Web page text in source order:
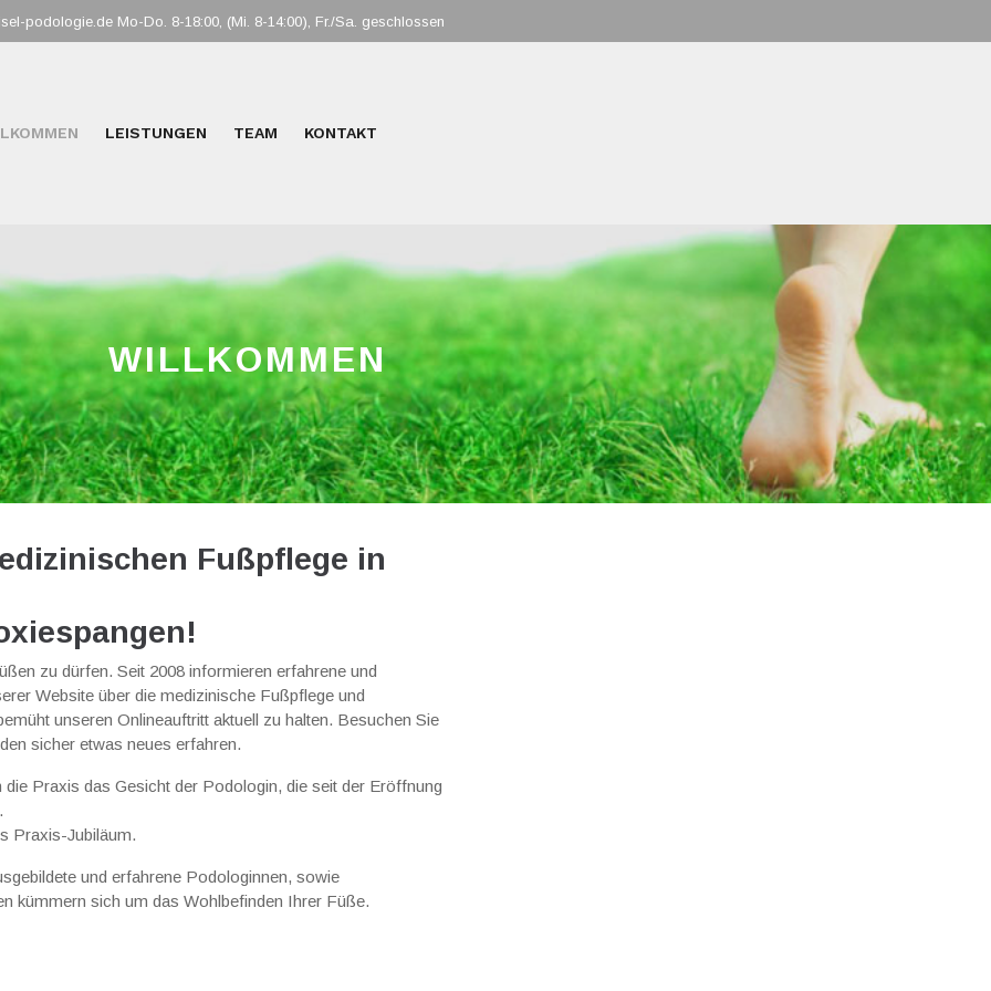
podologie.de Mo-Do. 8-18:00, (Mi. 8-14:00), Fr./Sa. geschlossen
LEISTUNGEN TEAM KONTAKT
WILLKOMMEN
Fußpflege in
zu dürfen. Seit 2008 informieren erfahrene und
Website über die medizinische Fußpflege und
unseren Onlineauftritt aktuell zu halten. Besuchen Sie
sicher etwas neues erfahren.
Praxis das Gesicht der Podologin, die seit der Eröffnung
Praxis-Jubiläum.
und erfahrene Podologinnen, sowie
kümmern sich um das Wohlbefinden Ihrer Füße.